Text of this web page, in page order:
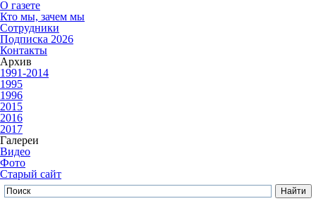
О газете
Кто мы, зачем мы
Сотрудники
Подписка 2026
Контакты
Архив
1991-2014
1995
1996
2015
2016
2017
Галереи
Видео
Фото
Старый сайт